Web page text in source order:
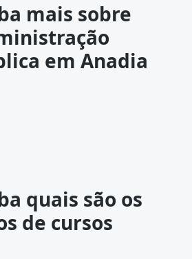
mais sobre
em Anadia
quais são os
de cursos